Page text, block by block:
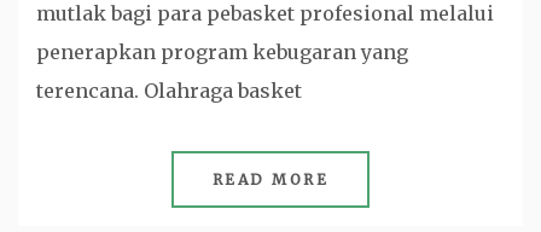
mutlak bagi para pebasket profesional melalui
penerapkan program kebugaran yang
terencana. Olahraga basket
READ MORE